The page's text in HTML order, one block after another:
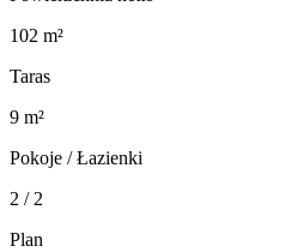
102 m²
Taras
9 m²
Pokoje / Łazienki
2 / 2
Plan